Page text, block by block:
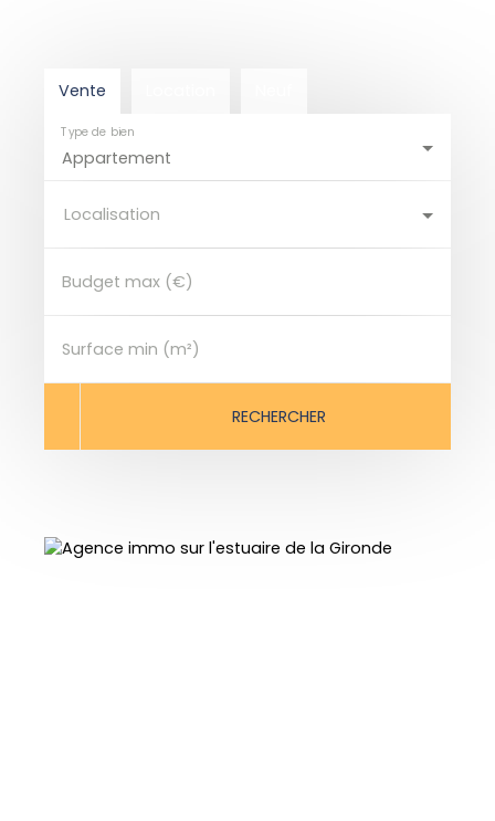
Vente
Appartement
Type de bien
Localisation
Budget max (€)
Surface min (m²)
RECHERCHER